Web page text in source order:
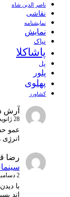
ناصر الدین شاه
نقاشی
نمايشنامه
نمایش
نیاک
پاشاکلا
پل
پلور
پهلوی
کشاورز
آرش
28 ژانویه 2026
عمو
رضا
2 دسامبر 2025
با
اند